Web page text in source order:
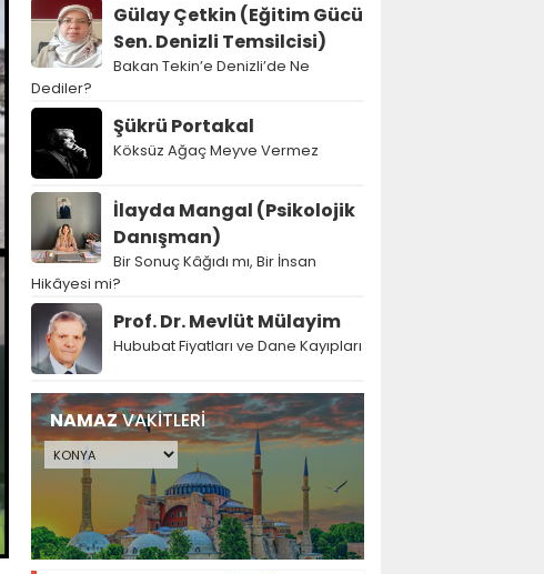
Gülay Çetkin (Eğitim Gücü
Sen. Denizli Temsilcisi)
Bakan Tekin’e Denizli’de Ne
Dediler?
Şükrü Portakal
Köksüz Ağaç Meyve Vermez
İlayda Mangal (Psikolojik
Danışman)
Bir Sonuç Kâğıdı mı, Bir İnsan
Hikâyesi mi?
Prof. Dr. Mevlüt Mülayim
Hububat Fiyatları ve Dane Kayıpları
NAMAZVAKİTLERİ